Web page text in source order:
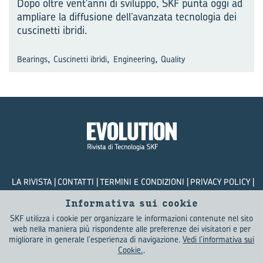
Dopo oltre vent'anni di sviluppo, SKF punta oggi ad
ampliare la diffusione dell’avanzata tecnologia dei
cuscinetti ibridi.
Bearings, Cuscinetti ibridi, Engineering, Quality
LA RIVISTA CONTATTI TERMINI E CONDIZIONI
PRIVACY POLICY
© SKF Evolution 2026
Informativa sui cookie
SKF utilizza i cookie per organizzare le informazioni contenute nel sito
web nella maniera più rispondente alle preferenze dei visitatori e per
migliorare in generale l'esperienza di navigazione. Vedi l'informativa sui
Cookie..